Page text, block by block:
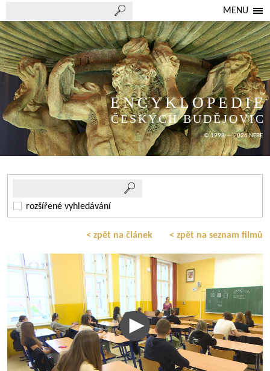
MENU
ENCYKLOPEDIE
ČESKÝCH BUDĚJOVIC
© 1998 — 2026 NEBE
rozšířené vyhledávání
< zpět na článek < zpět na seznam filmů